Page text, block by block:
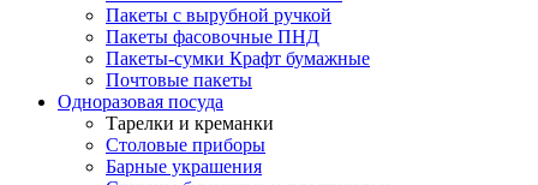
Пакеты с вырубной ручкой
Пакеты фасовочные ПНД
Пакеты-сумки Крафт бумажные
Почтовые пакеты
Одноразовая посуда
Тарелки и креманки
Столовые приборы
Барные украшения